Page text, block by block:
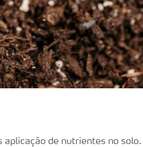
de nutrientes no solo.